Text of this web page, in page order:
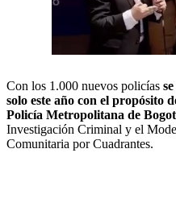
Con los 1.000 nuevos policías
solo este año con el propósito
Policía Metropolitana de
Investigación Criminal y el
Comunitaria por Cuadrantes.